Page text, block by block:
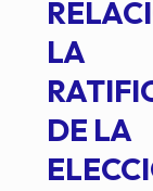
LA
DE LA